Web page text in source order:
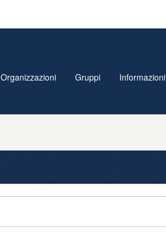
Organizzazioni Gruppi Informazioni